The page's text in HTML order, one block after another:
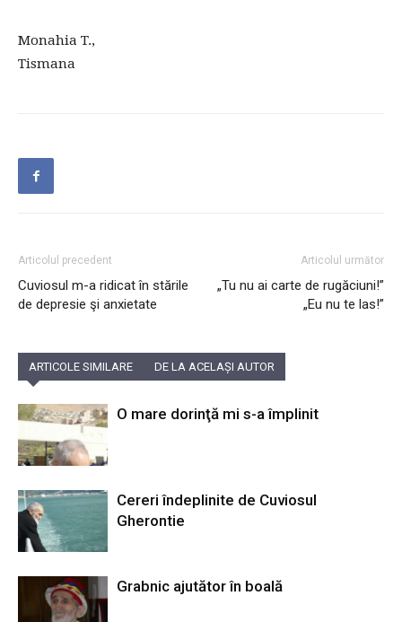
Monahia T.,
Tismana
Articolul precedent
Cuviosul m-a ridicat în stările
de depresie şi anxietate
Articolul următor
„Tu nu ai carte de rugăciuni!”
„Eu nu te las!”
ARTICOLE SIMILARE DE LA ACELAȘI AUTOR
O mare dorinţă mi s-a împlinit
Cereri îndeplinite de Cuviosul
Gherontie
Grabnic ajutător în boală